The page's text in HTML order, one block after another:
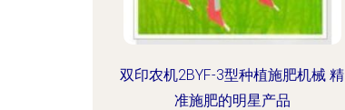
双印农机2BYF-3型种植施肥机械 精
准施肥的明星产品